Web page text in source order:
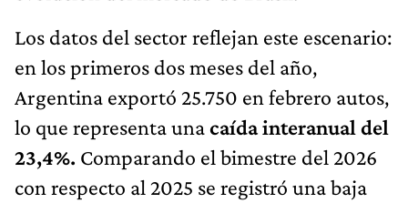
Los datos del sector reflejan este escenario:
en los primeros dos meses del año,
Argentina exportó 25.750 en febrero autos,
lo que representa unacaída interanual del
23,4%. Comparando el bimestre del 2026
con respecto al 2025 se registró una baja